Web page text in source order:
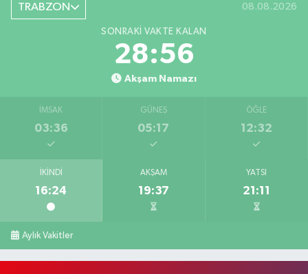
TRABZON 08.08.2026
SONRAKI VAKTE KALAN
28:56
Akşam Namazı
İMSAK
03:36
GÜNEŞ
05:17
ÖĞLE
12:32
İKINDI
16:24
AKŞAM
19:37
YATSI
21:11
Aylık Vakitler